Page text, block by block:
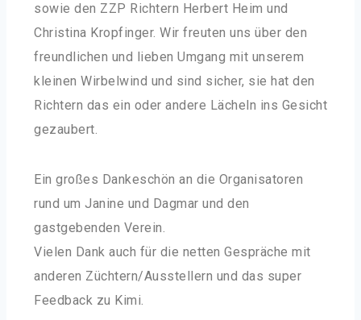
sowie den ZZP Richtern Herbert Heim und
Christina Kropfinger. Wir freuten uns über den
freundlichen und lieben Umgang mit unserem
kleinen Wirbelwind und sind sicher, sie hat den
Richtern das ein oder andere Lächeln ins Gesicht
gezaubert.
Ein großes Dankeschön an die Organisatoren
rund um Janine und Dagmar und den
gastgebenden Verein.
Vielen Dank auch für die netten Gespräche mit
anderen Züchtern/Ausstellern und das super
Feedback zu Kimi.